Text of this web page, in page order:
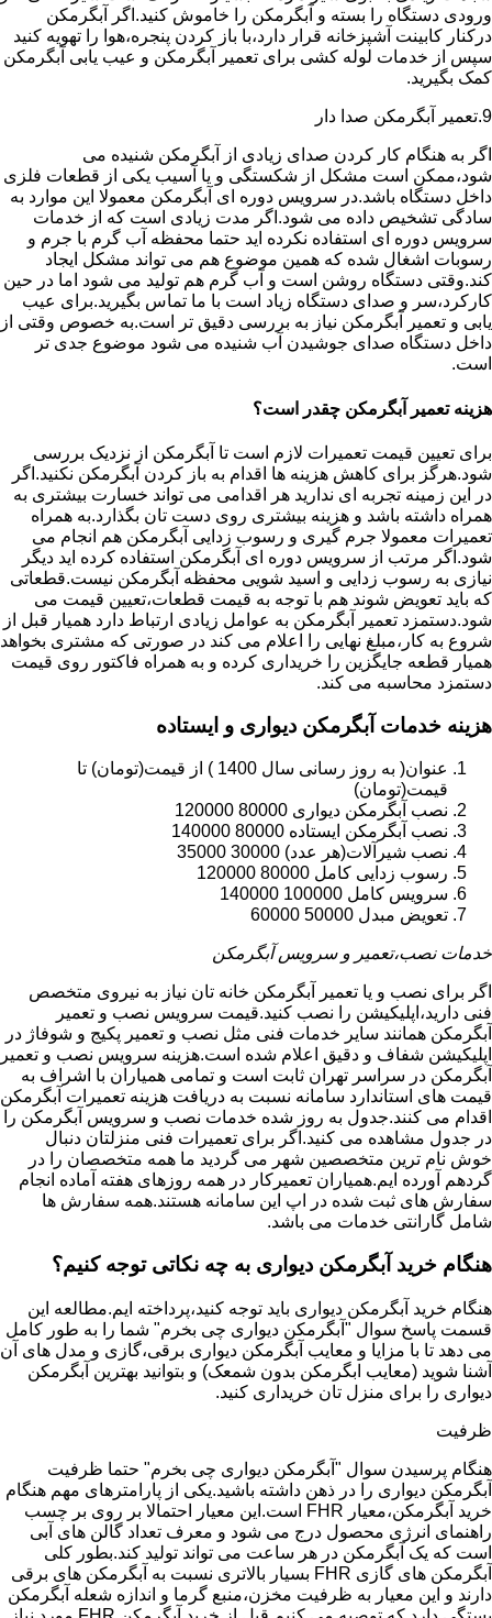
ورودی دستگاه را بسته و آبگرمکن را خاموش کنید.اگر آبگرمکن
درکنار کابینت آشپزخانه قرار دارد،با باز کردن پنجره،هوا را تهویه کنید
سپس از خدمات لوله کشی برای تعمیر آبگرمکن و عیب یابی آبگرمکن
کمک بگیرید.
9.تعمیر آبگرمکن صدا دار
اگر به هنگام کار کردن صدای زیادی از آبگرمکن شنیده می
شود،ممکن است مشکل از شکستگی و یا آسیب یکی از قطعات فلزی
داخل دستگاه باشد.در سرویس دوره ای آبگرمکن معمولا این موارد به
سادگی تشخیص داده می شود.اگر مدت زیادی است که از خدمات
سرویس دوره ای استفاده نکرده اید حتما محفظه آب گرم با جرم و
رسوبات اشغال شده که همین موضوع هم می تواند مشکل ایجاد
کند.وقتی دستگاه روشن است و آب گرم هم تولید می شود اما در حین
کارکرد،سر و صدای دستگاه زیاد است با ما تماس بگیرید.برای عیب
یابی و تعمیر آبگرمکن نیاز به بررسی دقیق تر است.به خصوص وقتی از
داخل دستگاه صدای جوشیدن آب شنیده می شود موضوع جدی تر
است.
هزینه تعمیر آبگرمکن چقدر است؟
برای تعیین قیمت تعمیرات لازم است تا آبگرمکن از نزدیک بررسی
شود.هرگز برای کاهش هزینه ها اقدام به باز کردن آبگرمکن نکنید.اگر
در این زمینه تجربه ای ندارید هر اقدامی می تواند خسارت بیشتری به
همراه داشته باشد و هزینه بیشتری روی دست تان بگذارد.به همراه
تعمیرات معمولا جرم گیری و رسوب زدایی آبگرمکن هم انجام می
شود.اگر مرتب از سرویس دوره ای آبگرمکن استفاده کرده اید دیگر
نیازی به رسوب زدایی و اسید شویی محفظه آبگرمکن نیست.قطعاتی
که باید تعویض شوند هم با توجه به قیمت قطعات،تعیین قیمت می
شود.دستمزد تعمیر آبگرمکن به عوامل زیادی ارتباط دارد همیار قبل از
شروع به کار،مبلغ نهایی را اعلام می کند در صورتی که مشتری بخواهد
همیار قطعه جایگزین را خریداری کرده و به همراه فاکتور روی قیمت
دستمزد محاسبه می کند.
هزینه خدمات آبگرمکن دیواری و ایستاده
عنوان( به روز رسانی سال 1400 ) از قیمت(تومان) تا
قیمت(تومان)
نصب آبگرمکن دیواری 80000 120000
نصب آبگرمکن ایستاده 80000 140000
نصب شیرآلات(هر عدد) 30000 35000
رسوب زدایی کامل 80000 120000
سرویس کامل 100000 140000
تعویض مبدل 50000 60000
خدمات نصب،تعمیر و سرویس آبگرمکن
اگر برای نصب و یا تعمیر آبگرمکن خانه تان نیاز به نیروی متخصص
فنی دارید،اپلیکیشن را نصب کنید.قیمت سرویس نصب و تعمیر
آبگرمکن همانند سایر خدمات فنی مثل نصب و تعمیر پکیج و شوفاژ در
اپلیکیشن شفاف و دقیق اعلام شده است.هزینه سرویس نصب و تعمیر
آبگرمکن در سراسر تهران ثابت است و تمامی همیاران با اشراف به
قیمت های استاندارد سامانه نسبت به دریافت هزینه تعمیرات آبگرمکن
اقدام می کنند.جدول به روز شده خدمات نصب و سرویس آبگرمکن را
در جدول مشاهده می کنید.اگر برای تعمیرات فنی منزلتان دنبال
خوش نام ترین متخصصین شهر می گردید ما همه متخصصان را در
گردهم آورده ایم.همیاران تعمیرکار در همه روزهای هفته آماده انجام
سفارش های ثبت شده در اپ این سامانه هستند.همه سفارش ها
شامل گارانتی خدمات می باشد.
هنگام خرید آبگرمکن دیواری به چه نکاتی توجه کنیم؟
هنگام خرید آبگرمکن دیواری باید توجه کنید،پرداخته ایم.مطالعه این
قسمت پاسخ سوال "آبگرمکن دیواری چی بخرم" شما را به طور کامل
می دهد تا با مزایا و معایب آبگرمکن دیواری برقی،گازی و مدل های آن
آشنا شوید (معایب ابگرمکن بدون شمعک) و بتوانید بهترین آبگرمکن
دیواری را برای منزل تان خریداری کنید.
ظرفیت
هنگام پرسیدن سوال "آبگرمکن دیواری چی بخرم" حتما ظرفیت
آبگرمکن دیواری را در ذهن داشته باشید.یکی از پارامترهای مهم هنگام
خرید آبگرمکن،معیار FHR است.این معیار احتمالا بر روی بر چسب
راهنمای انرژی محصول درج می شود و معرف تعداد گالن های آبی
است که یک آبگرمکن در هر ساعت می تواند تولید کند.بطور کلی
آبگرمکن های گازی FHR بسیار بالاتری نسبت به آبگرمکن های برقی
دارند و این معیار به ظرفیت مخزن،منبع گرما و اندازه شعله آبگرمکن